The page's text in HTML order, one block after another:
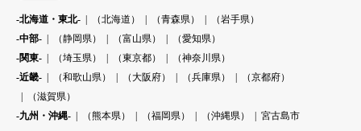
-北海道・東北- （北海道） （青森県）
（岩手県）
-中部-
（静岡県） （富山県）
（愛知県）
-関東-
（埼玉県） （東京都）
（神奈川県）
-近畿-
（和歌山県） （大阪府） （兵庫県）
（京都府）
（滋賀県）
-九州・沖縄-
（熊本県） （福岡県） （沖縄県） 宮古島市